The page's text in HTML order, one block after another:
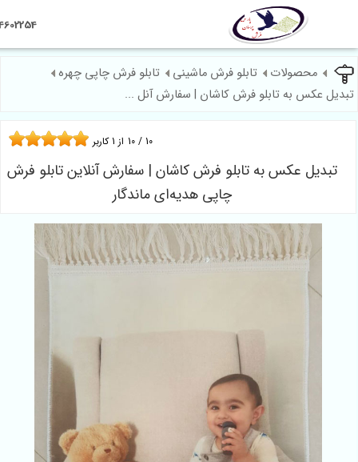
09124602254
محصولات تابلو فرش ماشینی
تابلو فرش چاپی چهره
به تابلو فرش کاشان | سفارش آنل ...
عکس به تابلو فرش کاشان | سفارش آنلاین تابلو فرش
چاپی هدیه‌ای ماندگار
کاربر